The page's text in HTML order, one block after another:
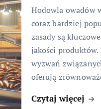
Hodowla owadów
coraz bardziej
zasady są
jakości
wyzwań
oferują
Czytaj więcej